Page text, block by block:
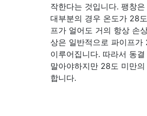
작한다는 것입니다. 팽창
대부분의 경우 온도가 28
프가 얼어도 거의 항상 손
상은 일반적으로 파이프가
이루어집니다. 따라서 동
말아야하지만 28도 미만
합니다.